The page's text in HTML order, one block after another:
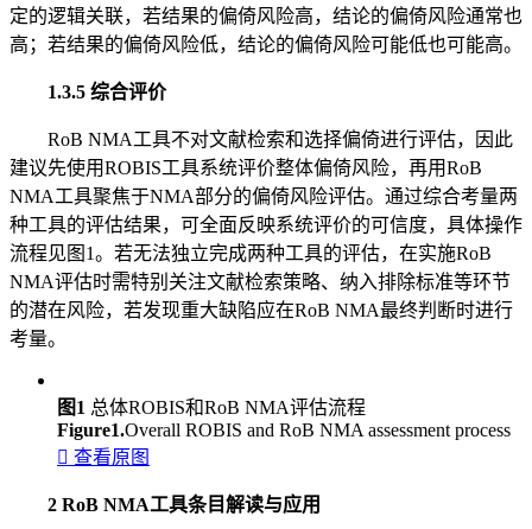
定的逻辑关联，若结果的偏倚风险高，结论的偏倚风险通常也
高；若结果的偏倚风险低，结论的偏倚风险可能低也可能高。
1.3.5 综合评价
RoB NMA工具不对文献检索和选择偏倚进行评估，因此
建议先使用ROBIS工具系统评价整体偏倚风险，再用RoB
NMA工具聚焦于NMA部分的偏倚风险评估。通过综合考量两
种工具的评估结果，可全面反映系统评价的可信度，具体操作
流程见图1。若无法独立完成两种工具的评估，在实施RoB
NMA评估时需特别关注文献检索策略、纳入排除标准等环节
的潜在风险，若发现重大缺陷应在RoB NMA最终判断时进行
考量。
图1 总体ROBIS和RoB NMA评估流程
Figure1.Overall ROBIS and RoB NMA assessment process
 查看原图
2 RoB NMA工具条目解读与应用